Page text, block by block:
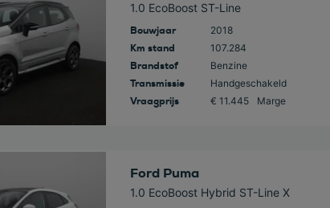
1.0 EcoBoost ST-Line
Bouwjaar 2018
Km stand 107.284
Brandstof Benzine
Transmissie Handgeschakeld
Vraagprijs € 11.445 Marge
Ford Puma
1.0 EcoBoost Hybrid ST-Line X